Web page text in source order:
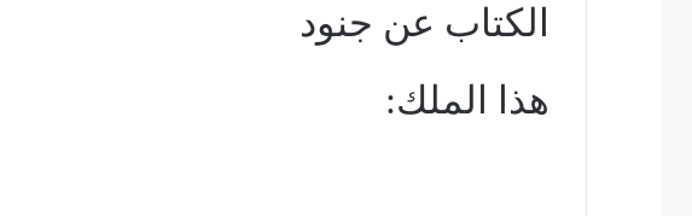
الكتاب عن جنود
هذا الملك: